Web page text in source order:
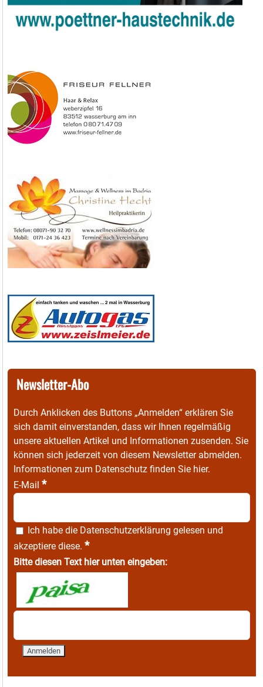
Newsletter-Abo
Durch Anklicken des Buttons „Anmelden“ erklären Sie
sich damit einverstanden, dass wir Ihnen regelmäßig
unsere aktuellen Artikel und Informationen zusenden. Sie
können sich jederzeit von diesem Newsletter abmelden.
Informationen zum Datenschutz finden Sie hier.
E-Mail *
Ich habe die Datenschutzerklärung gelesen und
akzeptiere diese. *
Bitte diesen Text hier unten eingeben: